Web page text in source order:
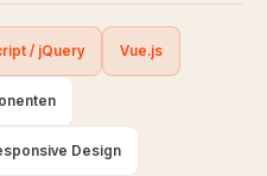
/ jQuery Vue.js
Design